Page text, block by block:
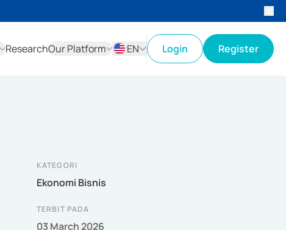
ResearchOur Platform
EN
Login Register
KATEGORI
Ekonomi Bisnis
TERBIT PADA
03 March 2026